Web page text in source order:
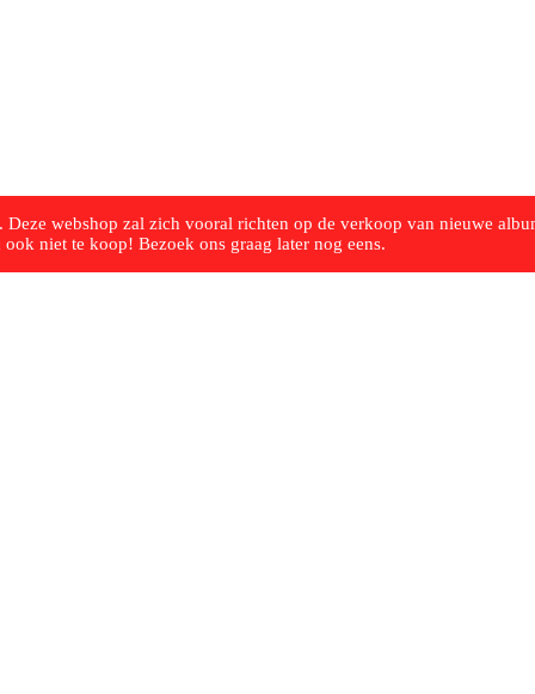
webshop zal zich vooral richten op de verkoop van nieuwe
niet te koop! Bezoek ons graag ​​later nog eens.